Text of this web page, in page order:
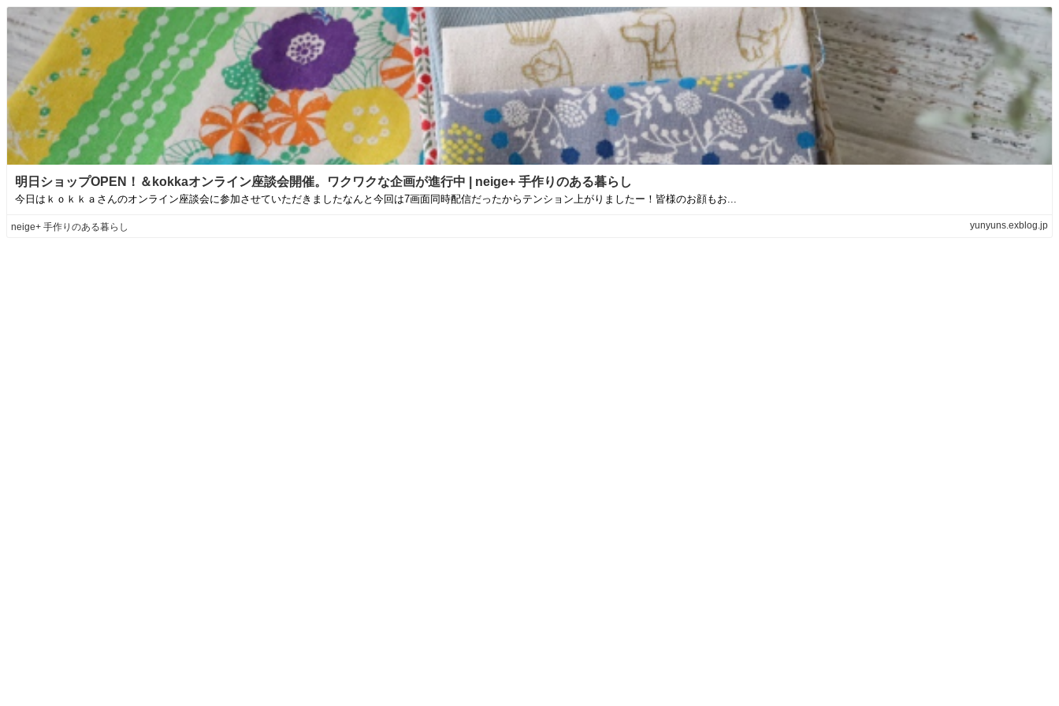
明日ショップOPEN！＆kokkaオンライン座談会開催。ワクワクな企画が進行中 | neige+ 手作りのある暮らし
今日はｋｏｋｋａさんのオンライン座談会に参加させていただきましたなんと今回は7画面同時配信だったからテンション上がりましたー！皆様のお顔もお...
neige+ 手作りのある暮らし yunyuns.exblog.jp